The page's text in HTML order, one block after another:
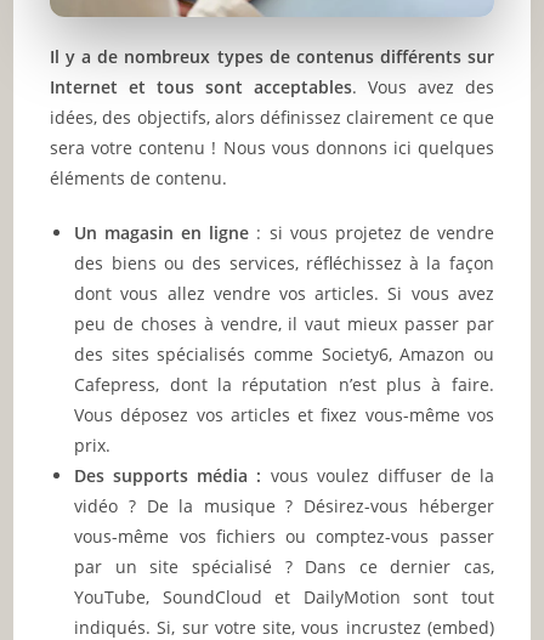
Il y a de nombreux types de contenus différents sur
Internet et tous sont acceptables. Vous avez des
idées, des objectifs, alors définissez clairement ce que
sera votre contenu ! Nous vous donnons ici quelques
éléments de contenu.
Un magasin en ligne : si vous projetez de vendre
des biens ou des services, réfléchissez à la façon
dont vous allez vendre vos articles. Si vous avez
peu de choses à vendre, il vaut mieux passer par
des sites spécialisés comme Society6, Amazon ou
Cafepress, dont la réputation n’est plus à faire.
Vous déposez vos articles et fixez vous-même vos
prix.
Des supports média : vous voulez diffuser de la
vidéo ? De la musique ? Désirez-vous héberger
vous-même vos fichiers ou comptez-vous passer
par un site spécialisé ? Dans ce dernier cas,
YouTube, SoundCloud et DailyMotion sont tout
indiqués. Si, sur votre site, vous incrustez (embed)